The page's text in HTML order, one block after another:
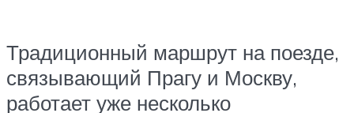
Традиционный маршрут на поезде,
связывающий Прагу и Москву,
работает уже несколько